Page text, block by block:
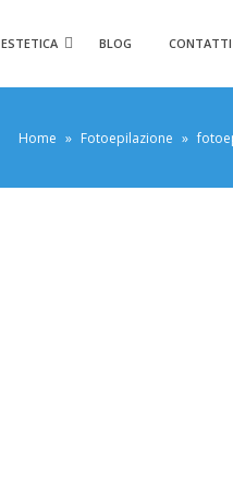
BLOG CONTATTI
Home » Fotoepilazione »